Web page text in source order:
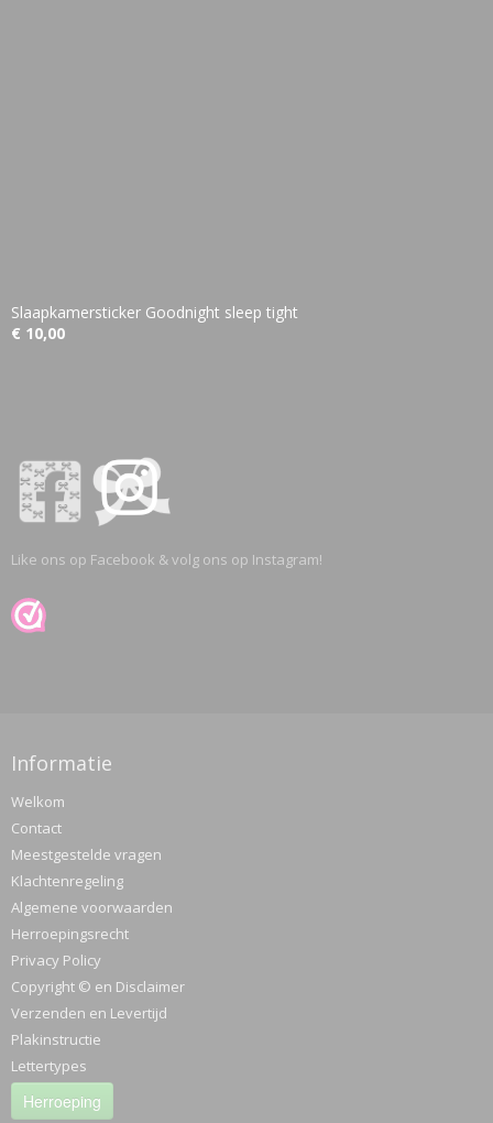
Slaapkamersticker Goodnight sleep tight
€ 10,00
Like ons op Facebook & volg ons op Instagram!
Informatie
Welkom
Contact
Meestgestelde vragen
Klachtenregeling
Algemene voorwaarden
Herroepingsrecht
Privacy Policy
Copyright © en Disclaimer
Verzenden en Levertijd
Plakinstructie
Lettertypes
Herroeping